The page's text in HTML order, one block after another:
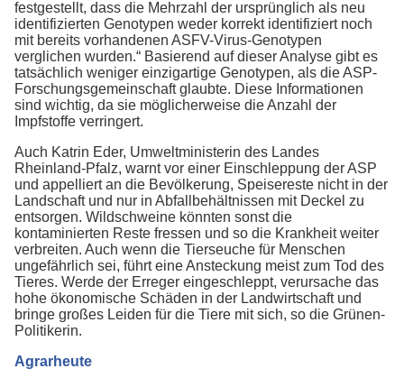
festgestellt, dass die Mehrzahl der ursprünglich als neu
identifizierten Genotypen weder korrekt identifiziert noch
mit bereits vorhandenen ASFV-Virus-Genotypen
verglichen wurden.“ Basierend auf dieser Analyse gibt es
tatsächlich weniger einzigartige Genotypen, als die ASP-
Forschungsgemeinschaft glaubte. Diese Informationen
sind wichtig, da sie möglicherweise die Anzahl der
Impfstoffe verringert.
Auch Katrin Eder, Umweltministerin des Landes
Rheinland-Pfalz, warnt vor einer Einschleppung der ASP
und appelliert an die Bevölkerung, Speisereste nicht in der
Landschaft und nur in Abfallbehältnissen mit Deckel zu
entsorgen. Wildschweine könnten sonst die
kontaminierten Reste fressen und so die Krankheit weiter
verbreiten. Auch wenn die Tierseuche für Menschen
ungefährlich sei, führt eine Ansteckung meist zum Tod des
Tieres. Werde der Erreger eingeschleppt, verursache das
hohe ökonomische Schäden in der Landwirtschaft und
bringe großes Leiden für die Tiere mit sich, so die Grünen-
Politikerin.
Agrarheute